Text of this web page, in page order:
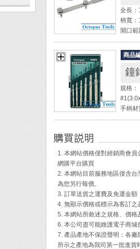
◆ 可
全長
柄寬
開口
頭部
開錶
開錶
螺帽
◆ 專門
◆ 超大
鏡工
◆ 適用
商品
鐘
規格
手柄
鑽孔
子時
◆ 廣泛
1. 本網站價格僅對經銷商會
網購平台購買
2. 本網站目前服務地區僅含
為您另行報價。
3. 訂單送貨之運費及免運金
4. 無顯示價格或標示為客訂
5. 本網站所敘述之規格、價
6. 本公司盡可能維護電子商
7. 產品產地不保證聲明：各
所示之產地為我司第一批進